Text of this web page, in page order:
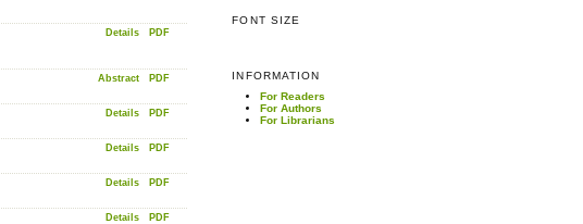
FONT SIZE
INFORMATION
For Readers
For Authors
For Librarians
Details PDF
Abstract PDF
Details PDF
Details PDF
Details PDF
Details PDF